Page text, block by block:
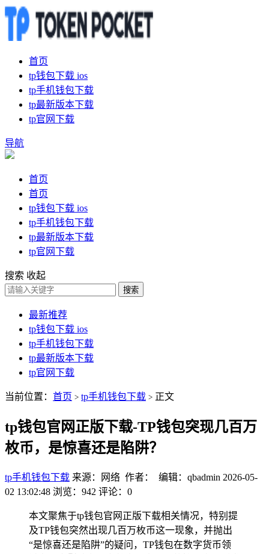
首页
tp钱包下载 ios
tp手机钱包下载
tp最新版本下载
tp官网下载
导航
首页
首页
tp钱包下载 ios
tp手机钱包下载
tp最新版本下载
tp官网下载
搜索 收起
搜索
最新推荐
tp钱包下载 ios
tp手机钱包下载
tp最新版本下载
tp官网下载
当前位置： 首页 > tp手机钱包下载 > 正文
tp钱包官网正版下载-TP钱包突现几百万
枚币，是惊喜还是陷阱？
tp手机钱包下载 来源：网络 作者： 编辑：qbadmin 2026-05-
02 13:02:48 浏览：942 评论：0
本文聚焦于tp钱包官网正版下载相关情况，特别提
及TP钱包突然出现几百万枚币这一现象，并抛出
“是惊喜还是陷阱”的疑问，TP钱包在数字货币领